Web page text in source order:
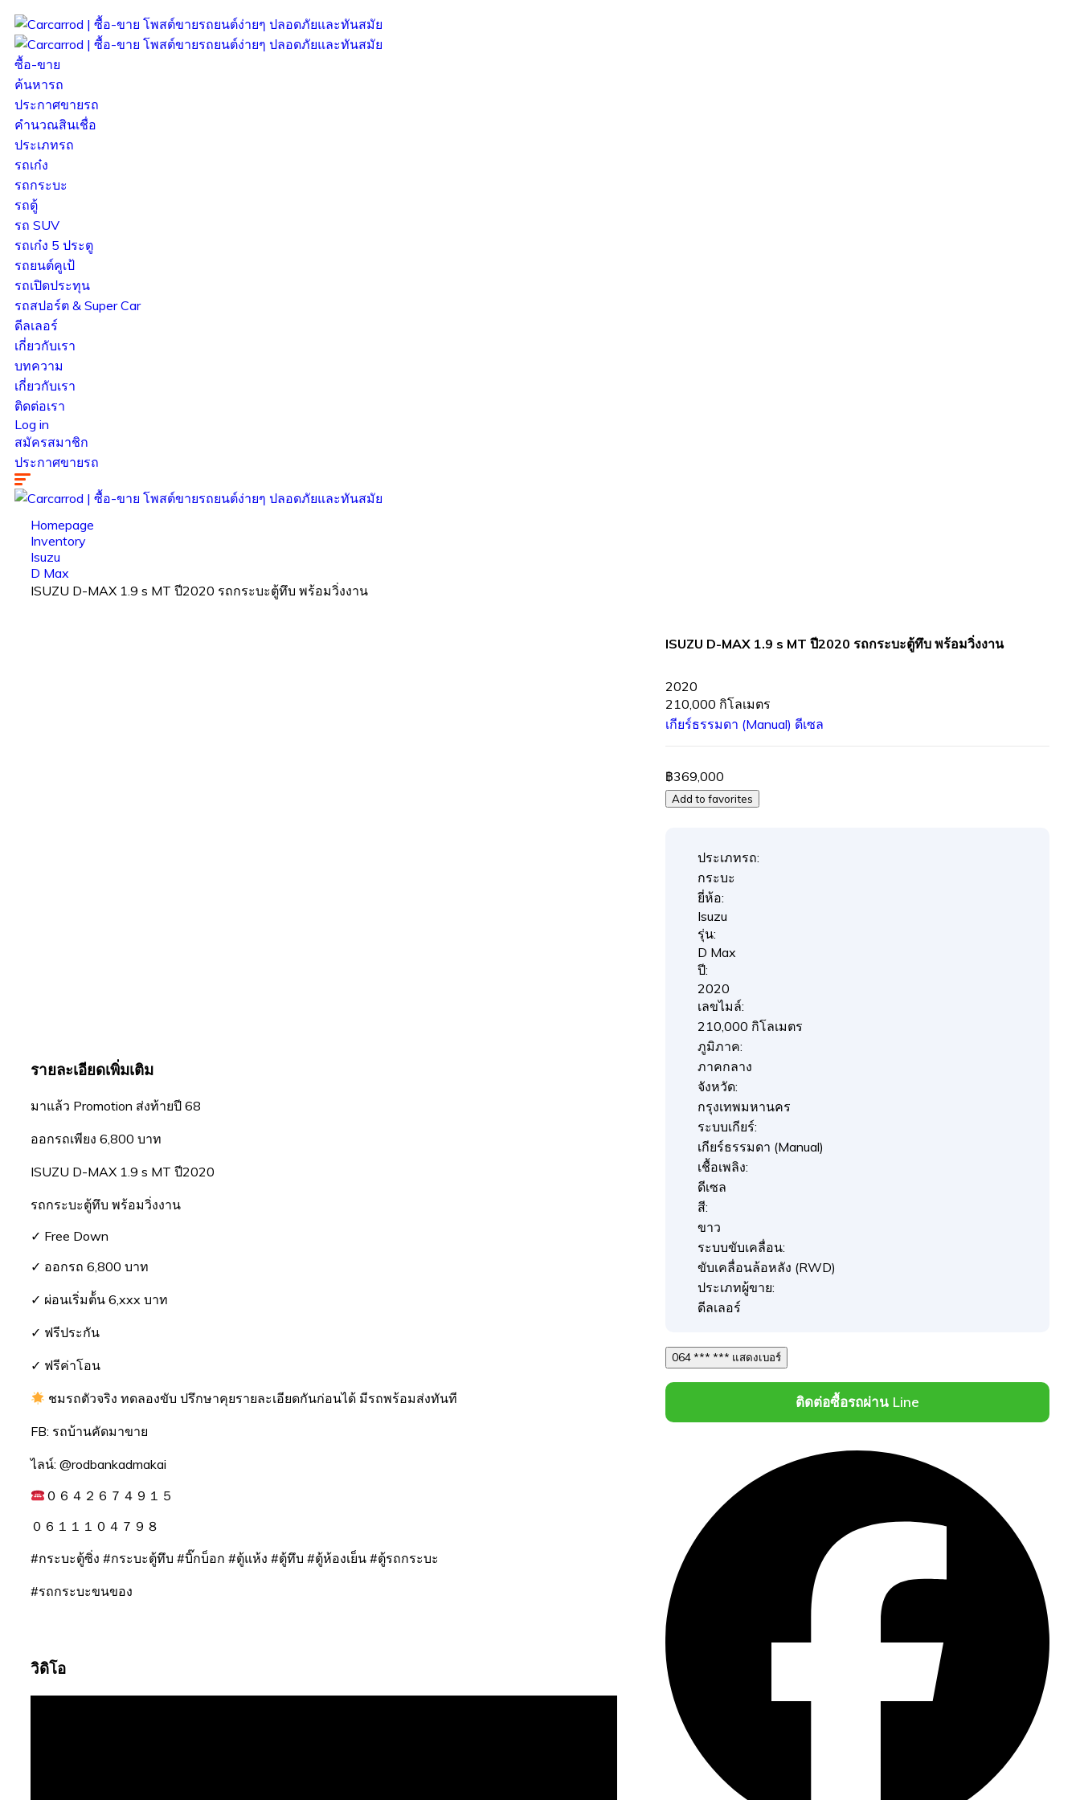
ซื้อ-ขาย
ค้นหารถ
ประกาศขายรถ
คำนวณสินเชื่อ
ประเภทรถ
รถเก๋ง
รถกระบะ
รถตู้
รถ SUV
รถเก๋ง 5 ประตู
รถยนต์คูเป้
รถเปิดประทุน
รถสปอร์ต & Super Car
ดีลเลอร์
เกี่ยวกับเรา
บทความ
เกี่ยวกับเรา
ติดต่อเรา
Log in
สมัครสมาชิก
ประกาศขายรถ
Homepage
Inventory
Isuzu
D Max
ISUZU D-MAX 1.9 s MT ปี2020 รถกระบะตู้ทึบ พร้อมวิ่งงาน
รายละเอียดเพิ่มเติม
มาแล้ว Promotion ส่งท้ายปี 68
ออกรถเพียง 6,800 บาท
ISUZU D-MAX 1.9 s MT ปี2020
รถกระบะตู้ทึบ พร้อมวิ่งงาน
✓ Free Down
✓ ออกรถ 6,800 บาท
✓ ผ่อนเริ่มต้้น 6,xxx บาท
✓ ฟรีประกัน
✓ ฟรีค่าโอน
ชมรถตัวจริง ทดลองขับ ปรึกษาคุยรายละเอียดกันก่อนได้ มีรถพร้อมส่งทันที
FB: รถบ้านคัดมาขาย
ไลน์: @rodbankadmakai
０６４２６７４９１５
０６１１１０４７９８
#กระบะตู้ซิ่ง #กระบะตู้ทึบ #บิ๊กบ็อก #ตู้แห้ง #ตู้ทึบ #ตู้ห้องเย็น #ตู้รถกระบะ
#รถกระบะขนของ
วิดิโอ
ISUZU D-MAX 1.9 s MT ปี2020 รถกระบะตู้ทึบ พร้อมวิ่งงาน
2020
210,000 กิโลเมตร
เกียร์ธรรมดา (Manual) ดีเซล
฿369,000
Add to favorites
ประเภทรถ:
กระบะ
ยี่ห้อ:
Isuzu
รุ่น:
D Max
ปี:
2020
เลขไมล์:
210,000 กิโลเมตร
ภูมิภาค:
ภาคกลาง
จังหวัด:
กรุงเทพมหานคร
ระบบเกียร์:
เกียร์ธรรมดา (Manual)
เชื้อเพลิง:
ดีเซล
สี:
ขาว
ระบบขับเคลื่อน:
ขับเคลื่อนล้อหลัง (RWD)
ประเภทผู้ขาย:
ดีลเลอร์
064 *** *** แสดงเบอร์
ติดต่อซื้อรถผ่าน Line